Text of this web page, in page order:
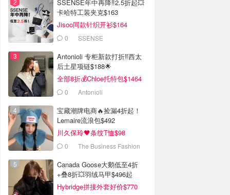
SSENSE年中再降‼️2.5折起💥
卡哈特工装夹克$163
Jisoo同款针织开衫$164
0 SSENSE
Antonioli 专柜新款打折‼️西太
后土星项链$188🌟
全部8折💰Chloe托特包$1464
0 Antonioli
宝藏潮牌电商🔥捡漏4折起！
Lemaire流浪包$492
川久保玲🖤条纹T恤$98
0 The Business Fashion
Canada Goose大鹅低至4折
+叠8折💥羽绒马甲$496起
Hybridge拼接外套好价$770